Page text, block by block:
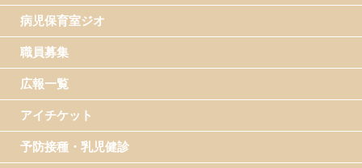
病児保育室ジオ
職員募集
広報一覧
アイチケット
予防接種・乳児健診